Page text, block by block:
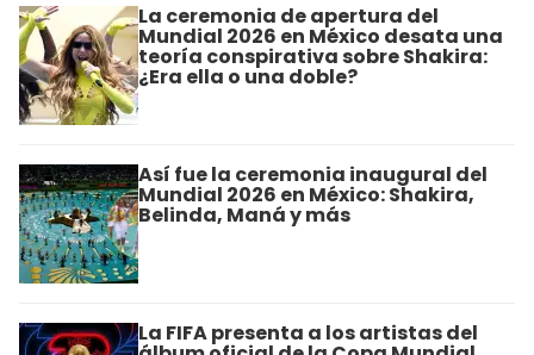
La ceremonia de apertura del
Mundial 2026 en México desata una
teoría conspirativa sobre Shakira:
¿Era ella o una doble?
Así fue la ceremonia inaugural del
Mundial 2026 en México: Shakira,
Belinda, Maná y más
La FIFA presenta a los artistas del